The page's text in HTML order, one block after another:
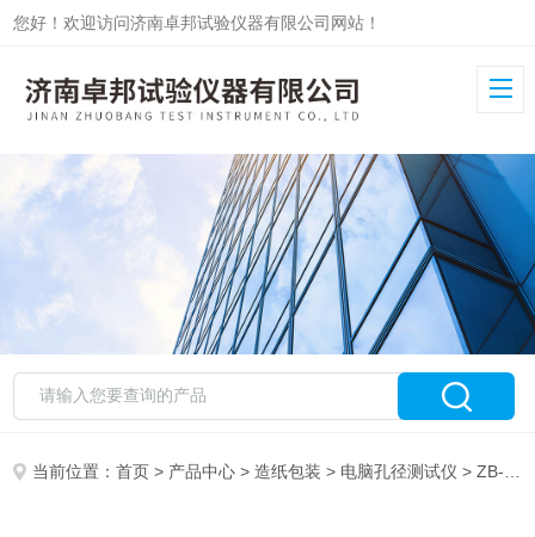
您好！欢迎访问济南卓邦试验仪器有限公司网站！
当前位置：首页 > 产品中心 >造纸包装 > 电脑孔径测试仪 > ZB-KJ智能孔径测试仪